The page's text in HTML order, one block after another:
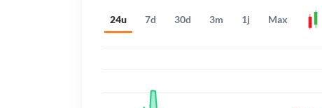
24u 7d 30d 3m 1j Max